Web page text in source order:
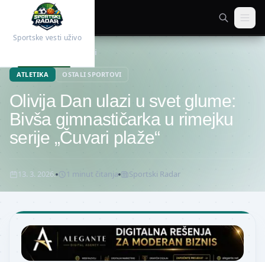
Sportske vesti uživo
Ostali sportovi
ATLETIKA OSTALI SPORTOVI
Olivija Dan ulazi u svet glume:
Bivša gimnastičarka u rimejku
serije „Čuvari plaže“
13. 3. 2026. 1 minut čitanja Sportski Radar